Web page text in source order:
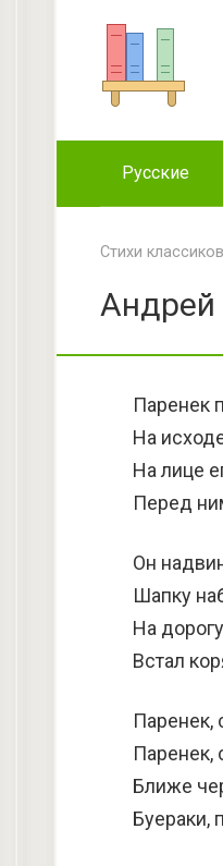
Русские
Стихи классиков
Андрей
Паренек
На
На лице
Перед
Он
Шапку
На
Встал
Паренек,
Паренек,
Ближе
Буераки,